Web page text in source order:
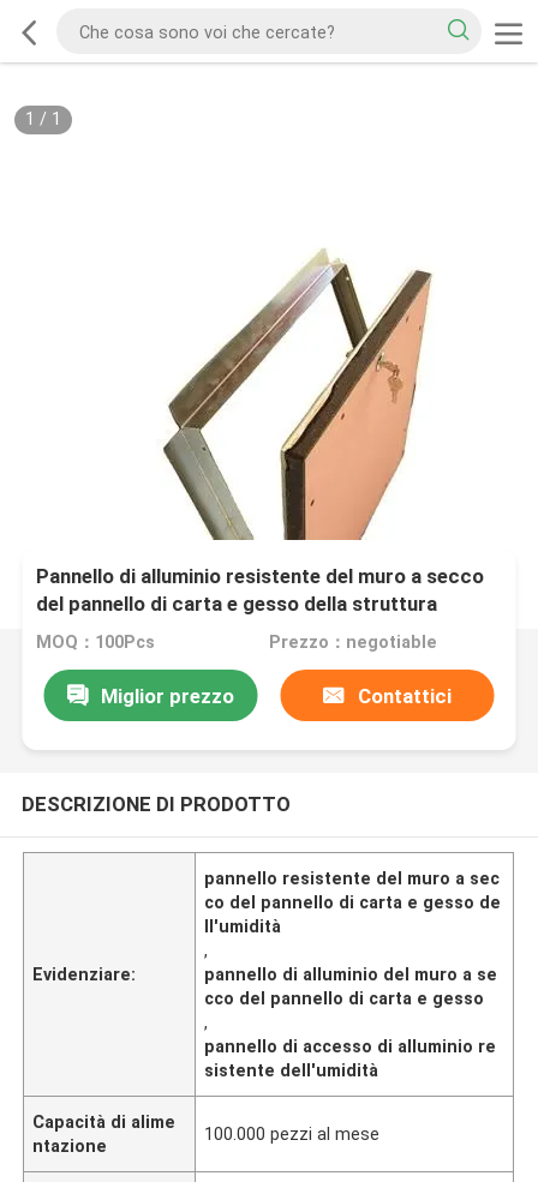
1 / 1
Pannello di alluminio resistente del muro a secco
del pannello di carta e gesso della struttura
dell'umidità
MOQ：100Pcs Prezzo：negotiable
Miglior prezzo Contattici
DESCRIZIONE DI PRODOTTO
Evidenziare:
pannello resistente del muro a sec
co del pannello di carta e gesso de
ll'umidità
,
pannello di alluminio del muro a se
cco del pannello di carta e gesso
,
pannello di accesso di alluminio re
sistente dell'umidità
Capacità di alime
ntazione
100.000 pezzi al mese